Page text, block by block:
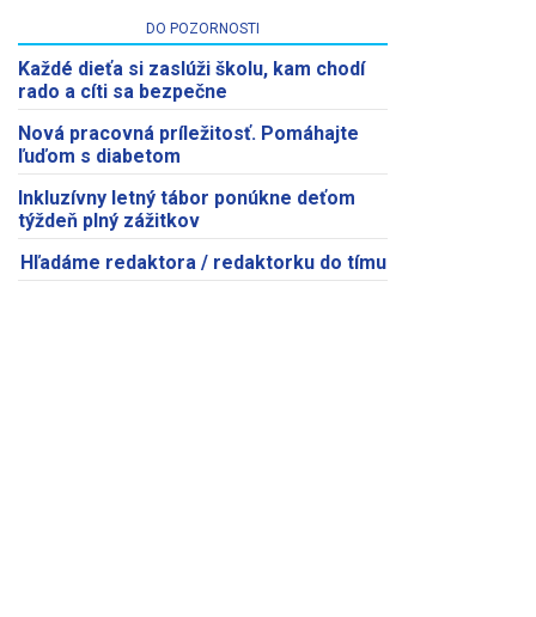
DO POZORNOSTI
Každé dieťa si zaslúži školu, kam chodí
rado a cíti sa bezpečne
Nová pracovná príležitosť. Pomáhajte
ľuďom s diabetom
Inkluzívny letný tábor ponúkne deťom
týždeň plný zážitkov
Hľadáme redaktora / redaktorku do tímu